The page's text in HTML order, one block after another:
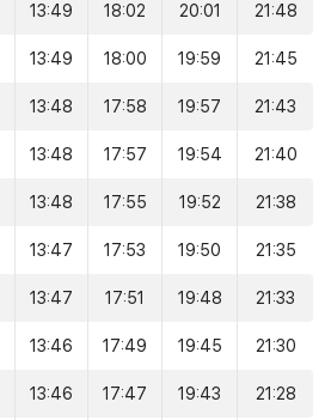
13:49 18:02 20:01 21:48
13:49 18:00 19:59 21:45
13:48 17:58 19:57 21:43
13:48 17:57 19:54 21:40
13:48 17:55 19:52 21:38
13:47 17:53 19:50 21:35
13:47 17:51 19:48 21:33
13:46 17:49 19:45 21:30
13:46 17:47 19:43 21:28